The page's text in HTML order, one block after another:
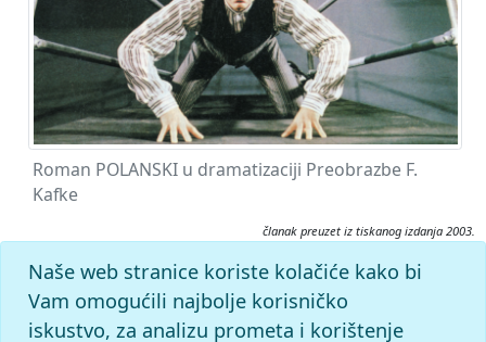
Roman POLANSKI u dramatizaciji Preobrazbe F.
Kafke
članak preuzet iz tiskanog izdanja 2003.
Citiranje:
Polanski, Roman.Filmski leksikon (2003), mrežno izdanje.
Leksikografski zavod Miroslav Krleža, 2026. Pristupljeno
7.8.2026. <https://film.lzmk.hr/clanak/1413>.
Naše web stranice koriste kolačiće kako bi
Vam omogućili najbolje korisničko
iskustvo, za analizu prometa i korištenje